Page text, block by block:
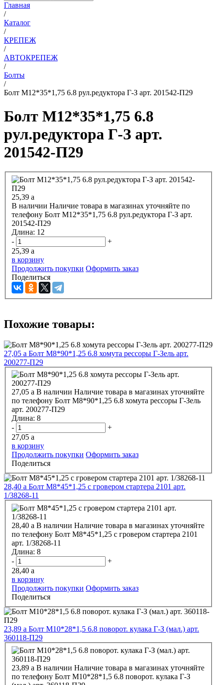
Главная
/
Каталог
/
КРЕПЕЖ
/
АВТОКРЕПЕЖ
/
Болты
/
Болт М12*35*1,75 6.8 рул.редуктора Г-З арт. 201542-П29
Болт М12*35*1,75 6.8
рул.редуктора Г-З арт.
201542-П29
25,39 a
В наличии Наличие товара в магазинах уточняйте по
телефону Болт М12*35*1,75 6.8 рул.редуктора Г-З арт.
201542-П29
Длина: 12
-
+
25,39 a
в корзину
Продолжить покупки Оформить заказ
Поделиться
Похожие товары:
27,05 a Болт М8*90*1,25 6.8 хомута рессоры Г-Зель арт.
200277-П29
27,05 a В наличии Наличие товара в магазинах уточняйте
по телефону Болт М8*90*1,25 6.8 хомута рессоры Г-Зель
арт. 200277-П29
Длина: 8
-
+
27,05 a
в корзину
Продолжить покупки Оформить заказ
Поделиться
28,40 a Болт М8*45*1,25 с гровером стартера 2101 арт.
1/38268-11
28,40 a В наличии Наличие товара в магазинах уточняйте
по телефону Болт М8*45*1,25 с гровером стартера 2101
арт. 1/38268-11
Длина: 8
-
+
28,40 a
в корзину
Продолжить покупки Оформить заказ
Поделиться
23,89 a Болт М10*28*1,5 6.8 поворот. кулака Г-З (мал.) арт.
360118-П29
23,89 a В наличии Наличие товара в магазинах уточняйте
по телефону Болт М10*28*1,5 6.8 поворот. кулака Г-З